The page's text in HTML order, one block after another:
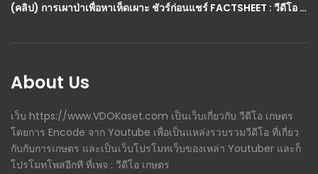
(คลิป) การเผาป่าเพื่อหาเห็ดเผาะ ชัวร์ก่อนแชร์ FACTSHEET : วีดีโอ เกษตร
About Us
เว็บ https://www.VDOKaset.com เป็นเว็บเกี่ยวกับ วีดีโอ เกษตร
โดยการ Encode จาก Youtube เพื่อเป็นแหล่งรวบรวมวีดีโอ ที่เกี่ยว
กับกับการเกษตร และเป็นเว็บโปรโมทเว็บของเหล่า Youtuber และก็
โปรโมทโพสอีกที ที่เพจ : วีดีโอ เกษตร